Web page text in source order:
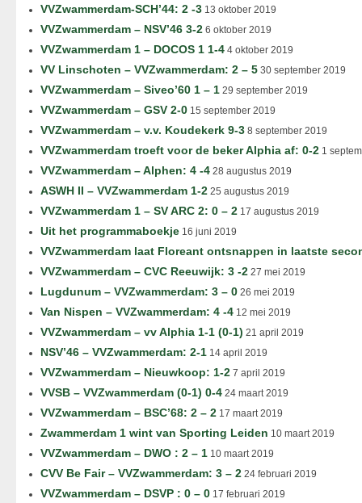
VVZwammerdam-SCH’44: 2 -3 13 oktober 2019
VVZwammerdam – NSV’46 3-2 6 oktober 2019
VVZwammerdam 1 – DOCOS 1 1-4 4 oktober 2019
VV Linschoten – VVZwammerdam: 2 – 5 30 september 2019
VVZwammerdam – Siveo’60 1 – 1 29 september 2019
VVZwammerdam – GSV 2-0 15 september 2019
VVZwammerdam – v.v. Koudekerk 9-3 8 september 2019
VVZwammerdam troeft voor de beker Alphia af: 0-2 1
VVZwammerdam – Alphen: 4 -4 28 augustus 2019
ASWH II – VVZwammerdam 1-2 25 augustus 2019
VVZwammerdam 1 – SV ARC 2: 0 – 2 17 augustus 2019
Uit het programmaboekje 16 juni 2019
VVZwammerdam laat Floreant ontsnappen in laatste
VVZwammerdam – CVC Reeuwijk: 3 -2 27 mei 2019
Lugdunum – VVZwammerdam: 3 – 0 26 mei 2019
Van Nispen – VVZwammerdam: 4 -4 12 mei 2019
VVZwammerdam – vv Alphia 1-1 (0-1) 21 april 2019
NSV’46 – VVZwammerdam: 2-1 14 april 2019
VVZwammerdam – Nieuwkoop: 1-2 7 april 2019
VVSB – VVZwammerdam (0-1) 0-4 24 maart 2019
VVZwammerdam – BSC’68: 2 – 2 17 maart 2019
Zwammerdam 1 wint van Sporting Leiden 10 maart 2019
VVZwammerdam – DWO : 2 – 1 10 maart 2019
CVV Be Fair – VVZwammerdam: 3 – 2 24 februari 2019
VVZwammerdam – DSVP : 0 – 0 17 februari 2019